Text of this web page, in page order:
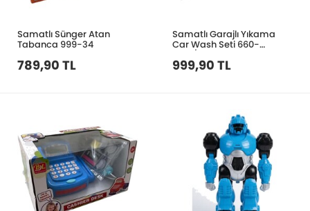
Samatlı Sünger Atan
Tabanca 999-34
789,90 TL
Samatlı Garajlı Yıkama
Car Wash Seti 660-
S100/660-S101
999,90 TL